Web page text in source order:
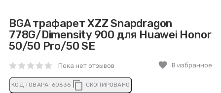
BGA трафарет XZZ Snapdragon
778G/Dimensity 900 для Huawei Honor
50/50 Pro/50 SE
Пока нет отзывов favorite В избранное
КОД ТОВАРА: 60636 content_copy СКОПИРОВАНО